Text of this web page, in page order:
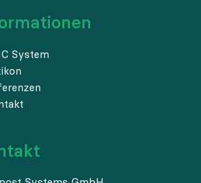
System